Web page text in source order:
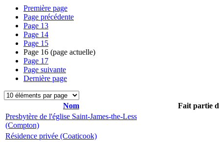
Première page
Page précédente
Page 13
Page 14
Page 15
Page 16 (page actuelle)
Page 17
Page suivante
Dernière page
Nom
Fait partie
Presbytère de l'église Saint-James-the-Less
(Compton)
Résidence privée (Coaticook)